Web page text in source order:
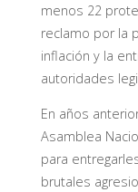
menos 22
reclamo por la
inflación y la
autoridades
En años
Asamblea
para
brutales